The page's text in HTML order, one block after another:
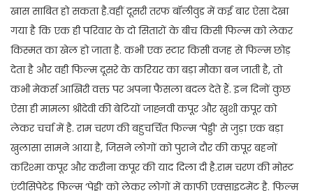
खास साबित हो सकता है.वहीं दूसरी तरफ बॉलीवुड में कई बार ऐसा देखा
गया है कि एक ही परिवार के दो सितारों के बीच किसी फिल्म को लेकर
किस्मत का खेल हो जाता है. कभी एक स्टार किसी वजह से फिल्म छोड़
देता है और वही फिल्म दूसरे के करियर का बड़ा मौका बन जाती है, तो
कभी मेकर्स आखिरी वक्त पर अपना फैसला बदल देते हैं. इन दिनों कुछ
ऐसा ही मामला श्रीदेवी की बेटियों जाह्नवी कपूर और खुशी कपूर को
लेकर चर्चा में है. राम चरण की बहुचर्चित फिल्म ‘पेड्डी’ से जुड़ा एक बड़ा
खुलासा सामने आया है, जिसने लोगों को पुराने दौर की कपूर बहनों
करिश्मा कपूर और करीना कपूर की याद दिला दी है.राम चरण की मोस्ट
एंटीसिपेटेड फिल्म ‘पेड्डी‘ को लेकर लोगों में काफी एक्साइटमेंट है. फिल्म